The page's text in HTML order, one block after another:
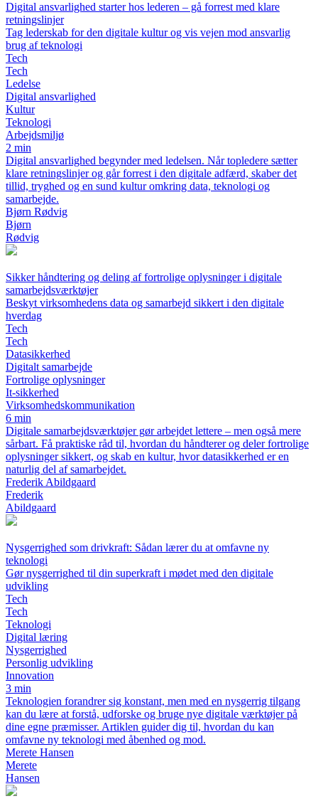
Digital ansvarlighed starter hos lederen – gå forrest med klare
retningslinjer
Tag lederskab for den digitale kultur og vis vejen mod ansvarlig
brug af teknologi
Tech
Tech
Ledelse
Digital ansvarlighed
Kultur
Teknologi
Arbejdsmiljø
2 min
Digital ansvarlighed begynder med ledelsen. Når topledere sætter
klare retningslinjer og går forrest i den digitale adfærd, skaber det
tillid, tryghed og en sund kultur omkring data, teknologi og
samarbejde.
Bjørn Rødvig
Bjørn
Rødvig
Sikker håndtering og deling af fortrolige oplysninger i digitale
samarbejdsværktøjer
Beskyt virksomhedens data og samarbejd sikkert i den digitale
hverdag
Tech
Tech
Datasikkerhed
Digitalt samarbejde
Fortrolige oplysninger
It-sikkerhed
Virksomhedskommunikation
6 min
Digitale samarbejdsværktøjer gør arbejdet lettere – men også mere
sårbart. Få praktiske råd til, hvordan du håndterer og deler fortrolige
oplysninger sikkert, og skab en kultur, hvor datasikkerhed er en
naturlig del af samarbejdet.
Frederik Abildgaard
Frederik
Abildgaard
Nysgerrighed som drivkraft: Sådan lærer du at omfavne ny
teknologi
Gør nysgerrighed til din superkraft i mødet med den digitale
udvikling
Tech
Tech
Teknologi
Digital læring
Nysgerrighed
Personlig udvikling
Innovation
3 min
Teknologien forandrer sig konstant, men med en nysgerrig tilgang
kan du lære at forstå, udforske og bruge nye digitale værktøjer på
dine egne præmisser. Artiklen guider dig til, hvordan du kan
omfavne ny teknologi med åbenhed og mod.
Merete Hansen
Merete
Hansen